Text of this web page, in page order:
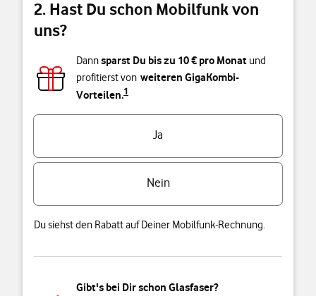
2. Hast Du schon Mobilfunk von
uns?
Dannsparst Du bis zu 10€ pro Monat und
profitierst von weiteren GigaKombi-
Vorteilen.1
Ja
Nein
Du siehst den Rabatt auf Deiner Mobilfunk-Rechnung.
Gibt's bei Dir schon Glasfaser?